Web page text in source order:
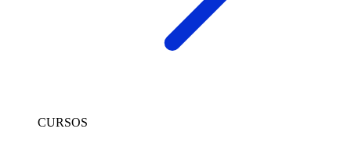
CURSOS